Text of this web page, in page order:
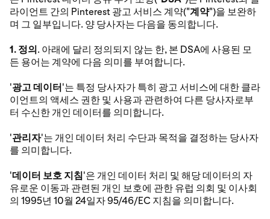
라이언트 간의 Pinterest 광고 서비스 계약("계약")을 보완하
며 그 일부입니다. 양 당사자는 다음을 동의합니다.
1. 정의. 아래에 달리 정의되지 않는 한, 본 DSA에 사용된 모
든 용어는 계약에 다음 의미를 부여합니다.
'광고 데이터'는 특정 당사자가 특히 광고 서비스에 대한 클라
이언트의 액세스 권한 및 사용과 관련하여 다른 당사자로부
터 수신한 개인 데이터를 의미합니다.
'관리자'는 개인 데이터 처리 수단과 목적을 결정하는 당사자
를 의미합니다.
'데이터 보호 지침'은 개인 데이터 처리 및 해당 데이터의 자
유로운 이동과 관련된 개인 보호에 관한 유럽 의회 및 이사회
의 1995년 10월 24일자 95/46/EC 지침을 의미합니다.